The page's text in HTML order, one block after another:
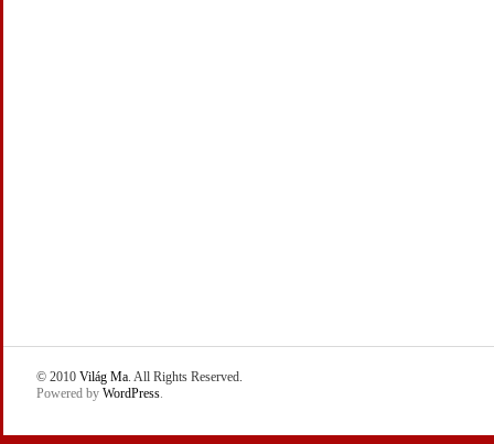
© 2010 Világ Ma. All Rights Reserved.
Powered by WordPress.